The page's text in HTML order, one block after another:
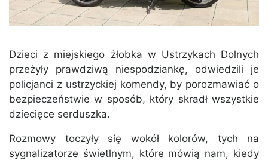
Dzieci z miejskiego żłobka w Ustrzykach Dolnych
przeżyły prawdziwą niespodziankę, odwiedzili je
policjanci z ustrzyckiej komendy, by porozmawiać o
bezpieczeństwie w sposób, który skradł wszystkie
dziecięce serduszka.
Rozmowy toczyły się wokół kolorów, tych na
sygnalizatorze świetlnym, które mówią nam, kiedy